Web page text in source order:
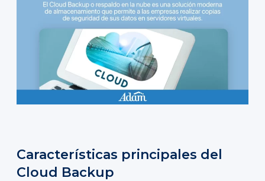
Características principales del
Cloud Backup